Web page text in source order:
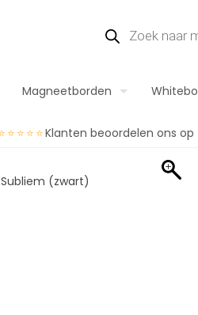
Magneetborden
Klanten beoordelen ons